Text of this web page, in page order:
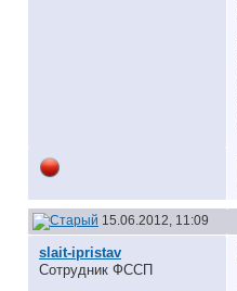
15.06.2012, 11:09
slait-ipristav
Сотрудник ФССП